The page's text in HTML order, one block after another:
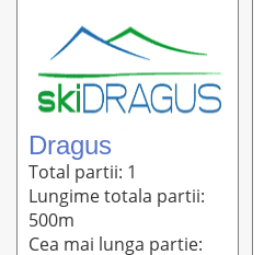
Dragus
Total partii: 1
Lungime totala partii:
500m
Cea mai lunga partie: